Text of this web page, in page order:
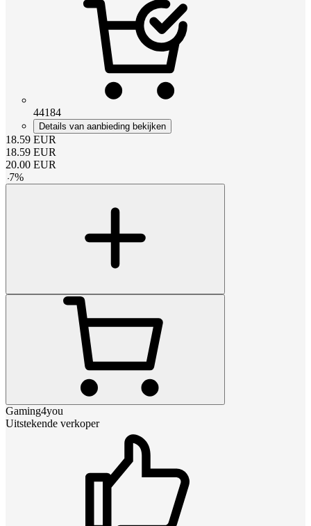
44184
Details van aanbieding bekijken
18.59 EUR
18.59 EUR
20.00 EUR
-7%
Gaming4you
Uitstekende verkoper